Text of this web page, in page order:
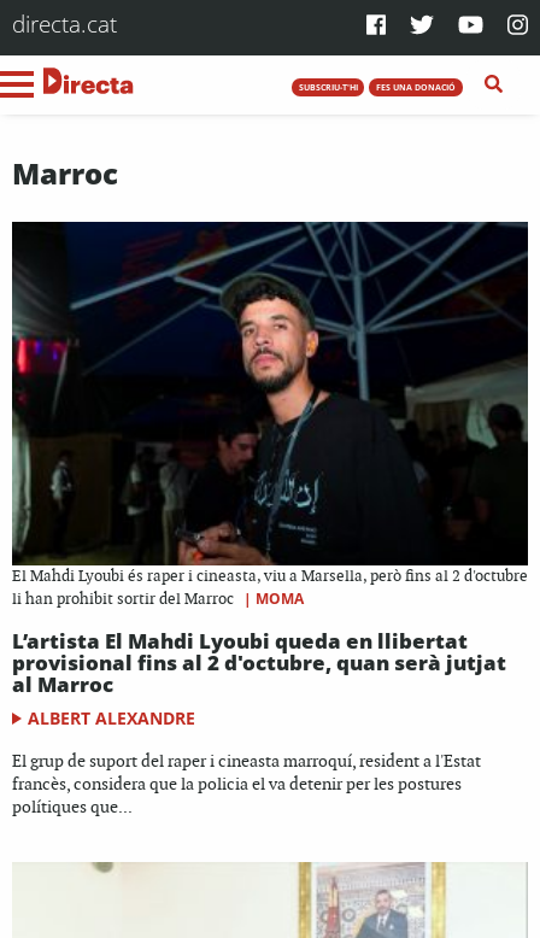
directa.cat
SUBSCRIU-T'HI FES UNA DONACIÓ
Marroc
El Mahdi Lyoubi és raper i cineasta, viu a Marsella, però fins al 2 d'octubre
li han prohibit sortir del Marroc
| MOMA
L’artista El Mahdi Lyoubi queda en llibertat
provisional fins al 2 d'octubre, quan serà jutjat
al Marroc
ALBERT ALEXANDRE
El grup de suport del raper i cineasta marroquí, resident a l'Estat
francès, considera que la policia el va detenir per les postures
polítiques que...